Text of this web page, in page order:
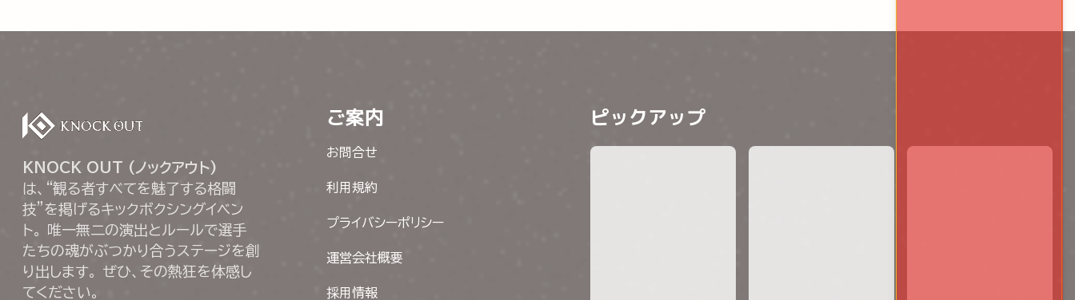
KNOCK OUT (ノックアウト)
は、“観る者すべてを魅了する格闘
技”を掲げるキックボクシングイベン
ト。 唯一無二の演出とルールで選手
たちの魂がぶつかり合うステージを創
り出します。 ぜひ、その熱狂を体感し
てください。
ご案内
お問合せ
利用規約
プライバシーポリシー
運営会社概要
採用情報
ピックアップ